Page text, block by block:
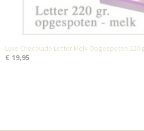
Luxe Chocolade Letter Melk Opgespoten 220
€ 19,95